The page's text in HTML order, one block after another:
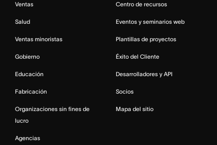
Ventas
Salud
Ventas minoristas
Gobierno
Educación
Fabricación
Organizaciones sin fines de
lucro
Agencias
Centro de recursos
Eventos y seminarios web
Plantillas de proyectos
Éxito del Cliente
Desarrolladores y API
Socios
Mapa del sitio